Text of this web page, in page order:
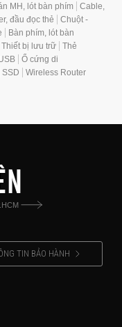
MH, lót bàn phím
Cable,
đầu đọc thẻ
Chuột -
Bàn phím, lót bàn
Thiết bị lưu trữ
Thẻ
Ổ cứng di
SSD Wireless Router
TIN BẢO HÀNH